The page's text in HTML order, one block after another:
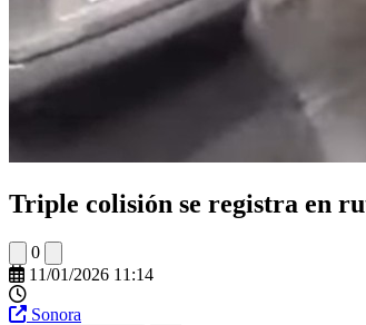
Triple colisión se registra en
0
11/01/2026 11:14
Sonora